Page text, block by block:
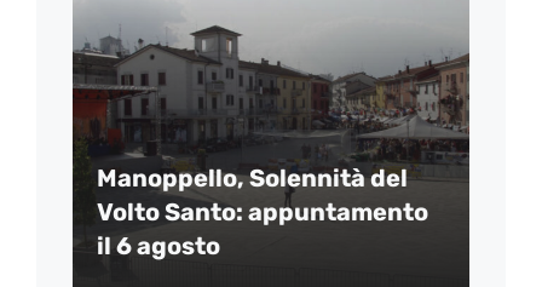
Manoppello, Solennità del
Volto Santo: appuntamento
il 6 agosto